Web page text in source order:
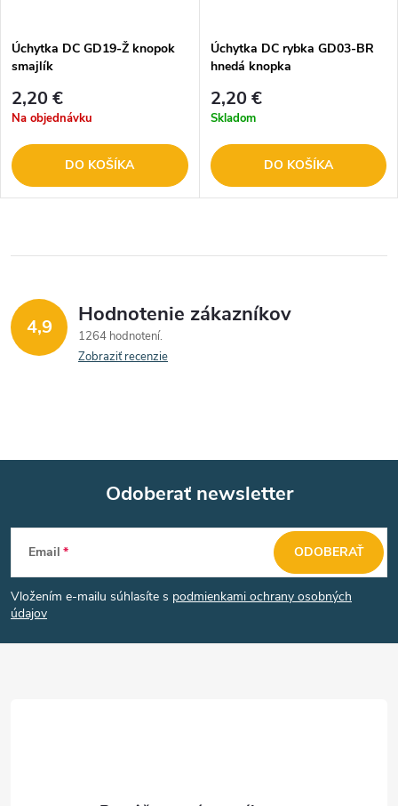
Úchytka DC GD19-Ž knopok
smajlík
2,20 €
Na objednávku
DO KOŠÍKA
Úchytka DC rybka GD03-BR
hnedá knopka
2,20 €
Skladom
DO KOŠÍKA
4,9 Hodnotenie zákazníkov
1264 hodnotení
Zobraziť recenzie
Z
á
p
Odoberať newsletter
Email
Vložením e-mailu súhlasíte s podmienkami ochrany osobných
údajov
ODOBERAŤ